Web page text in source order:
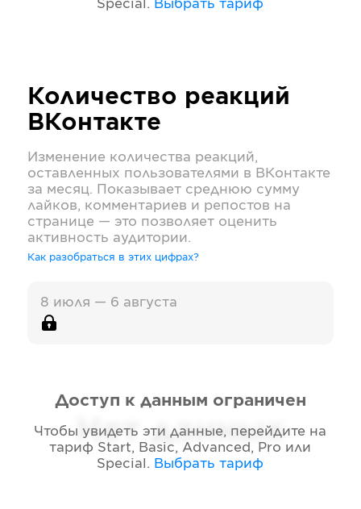
Special . Выбрать тариф
Количество реакций
ВКонтакте
Изменение количества реакций,
оставленных пользователями в ВКонтакте
за месяц. Показывает среднюю сумму
лайков, комментариев и репостов на
странице — это позволяет оценить
активность аудитории.
Как разобраться в этих цифрах?
8 июля — 6 августа
Нет данных
Доступ к данным ограничен
Чтобы увидеть эти данные, перейдите на
тариф Start, Basic, Advanced, Pro или
Special . Выбрать тариф